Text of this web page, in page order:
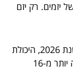
יזמים. רק יזם
בשנת 2026, היכולת
להישאר מרוכז (Deep Work) שווה יותר מ-16